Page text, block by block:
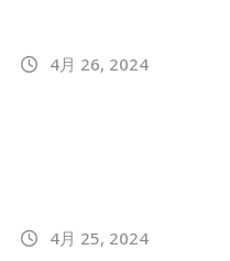
4月 26, 2024
4月 25, 2024